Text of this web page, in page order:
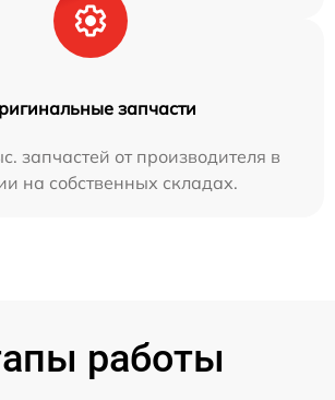
запчасти
запчастей от производителя в
на собственных складах.
работы